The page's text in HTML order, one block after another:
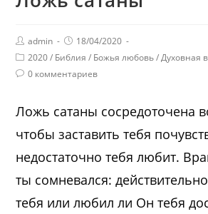
admin
18/04/2020
2020 / Библия / Божья любовь / Духовная
0 комментариев
Ложь сатаны сосредоточена
чтобы заставить тебя
недостаточно тебя любит.
ты сомневался:
тебя или любил ли Он тебя